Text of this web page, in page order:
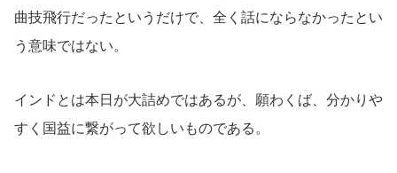
曲技飛行だったというだけで、全く話にならなかったとい
う意味ではない。
インドとは本日が大詰めではあるが、願わくば、分かりや
すく国益に繋がって欲しいものである。